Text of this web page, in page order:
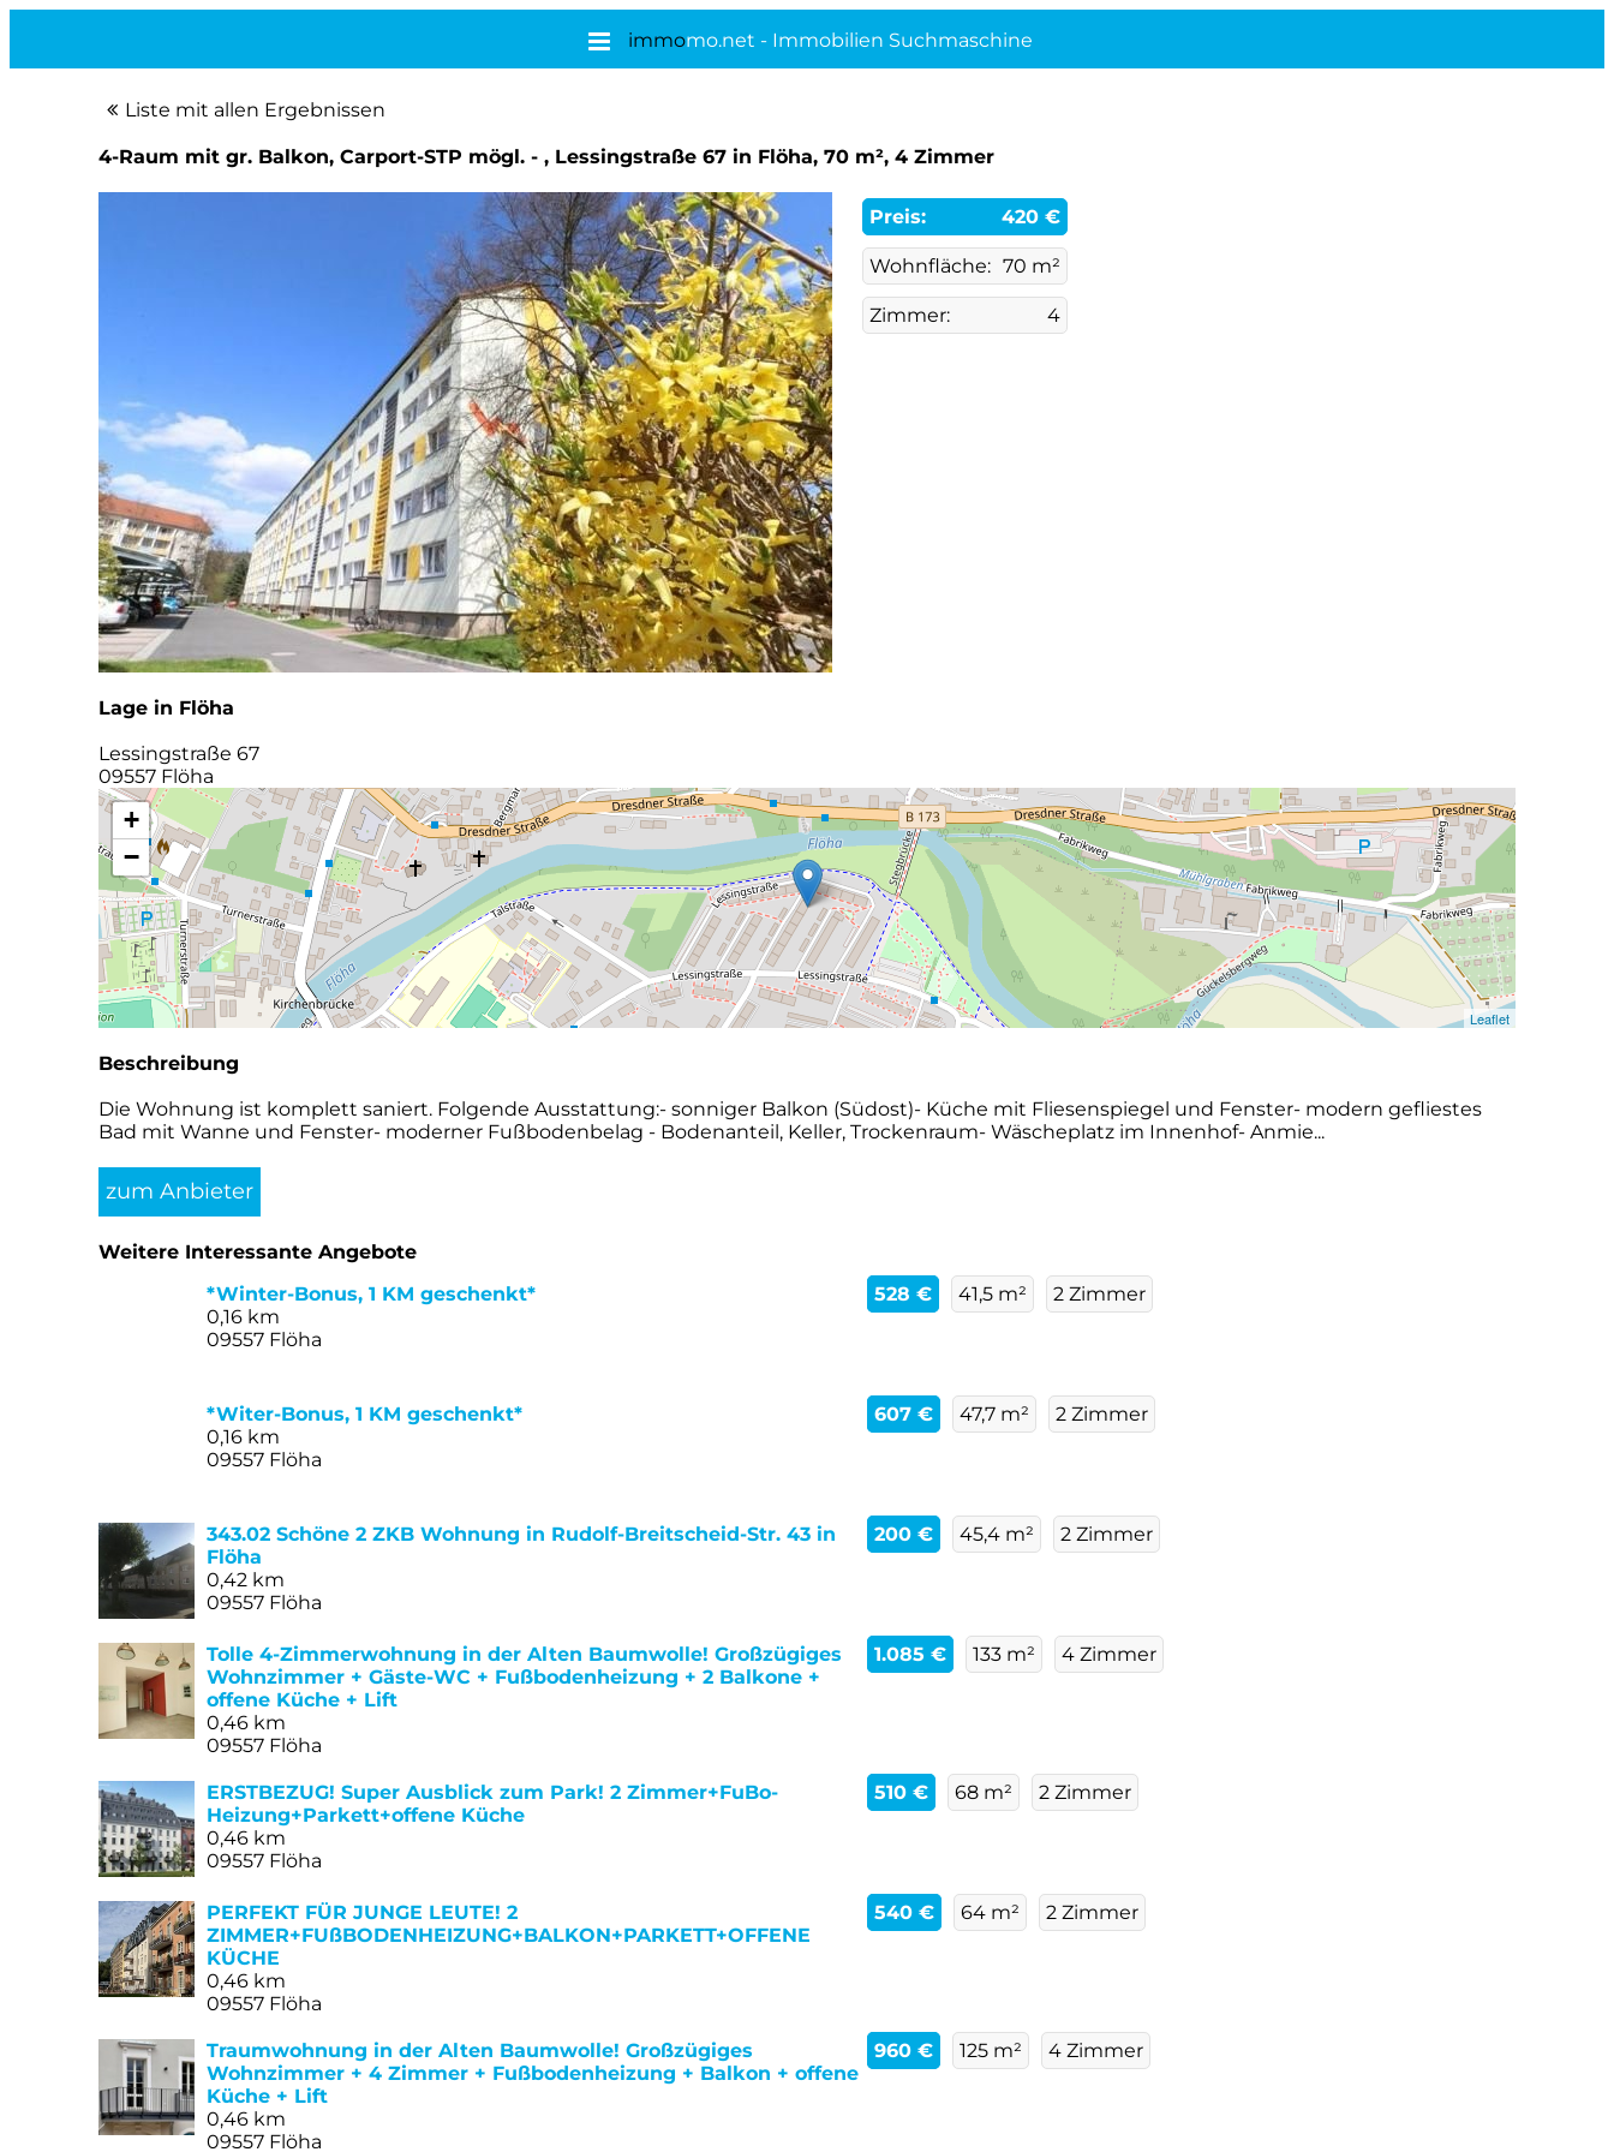
immomo.net - Immobilien Suchmaschine
Liste mit allen Ergebnissen
4-Raum mit gr. Balkon, Carport-STP mögl. - , Lessingstraße 67 in Flöha, 70 m², 4 Zimmer
Preis: 420 €
Wohnfläche: 70 m²
Zimmer: 4
Lage in Flöha
Lessingstraße 67
09557 Flöha
+
−
Leaflet
Beschreibung
Die Wohnung ist komplett saniert. Folgende Ausstattung:- sonniger Balkon (Südost)- Küche mit Fliesenspiegel und Fenster- modern gefliestes
Bad mit Wanne und Fenster- moderner Fußbodenbelag - Bodenanteil, Keller, Trockenraum- Wäscheplatz im Innenhof- Anmie...
zum Anbieter
Weitere Interessante Angebote
*Winter-Bonus, 1 KM geschenkt*
0,16 km
09557 Flöha
528 € 41,5 m² 2 Zimmer
*Witer-Bonus, 1 KM geschenkt*
0,16 km
09557 Flöha
607 € 47,7 m² 2 Zimmer
343.02 Schöne 2 ZKB Wohnung in Rudolf-Breitscheid-Str. 43 in
Flöha
0,42 km
09557 Flöha
200 € 45,4 m² 2 Zimmer
Tolle 4-Zimmerwohnung in der Alten Baumwolle! Großzügiges
Wohnzimmer + Gäste-WC + Fußbodenheizung + 2 Balkone +
offene Küche + Lift
0,46 km
09557 Flöha
1.085 € 133 m² 4 Zimmer
ERSTBEZUG! Super Ausblick zum Park! 2 Zimmer+FuBo-
Heizung+Parkett+offene Küche
0,46 km
09557 Flöha
510 € 68 m² 2 Zimmer
PERFEKT FÜR JUNGE LEUTE! 2
ZIMMER+FUßBODENHEIZUNG+BALKON+PARKETT+OFFENE
KÜCHE
0,46 km
09557 Flöha
540 € 64 m² 2 Zimmer
Traumwohnung in der Alten Baumwolle! Großzügiges
Wohnzimmer + 4 Zimmer + Fußbodenheizung + Balkon + offene
Küche + Lift
0,46 km
09557 Flöha
960 € 125 m² 4 Zimmer